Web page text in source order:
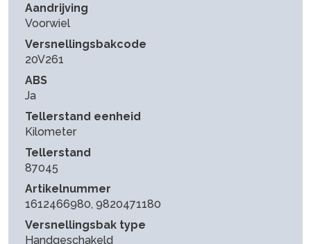
Aandrijving
Voorwiel
Versnellingsbakcode
20V261
ABS
Ja
Tellerstand eenheid
Kilometer
Tellerstand
87045
Artikelnummer
1612466980, 9820471180
Versnellingsbak type
Handgeschakeld